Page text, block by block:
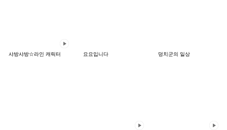
샤방샤방☆라인 캐릭터 요요입니다 덩치군의 일상